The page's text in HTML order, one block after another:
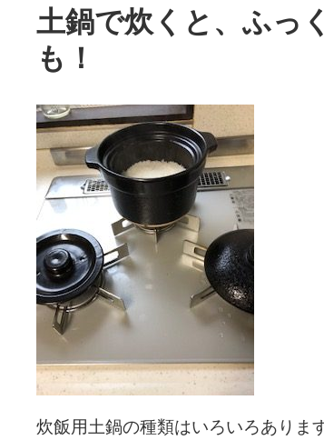
土鍋で炊くと、ふっ
も！
炊飯用土鍋の種類はいろいろありま